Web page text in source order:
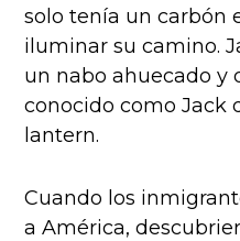
solo tenía un carbón
iluminar su camino.
un nabo ahuecado y
conocido como Jack
lantern.
Cuando los
a América,